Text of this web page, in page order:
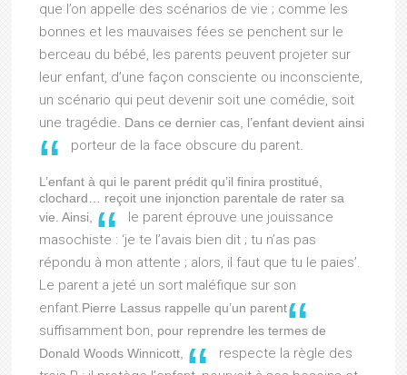
que l’on appelle des scénarios de vie ; comme les
bonnes et les mauvaises fées se penchent sur le
berceau du bébé, les parents peuvent projeter sur
leur enfant, d’une façon consciente ou inconsciente,
un scénario qui peut devenir soit une comédie, soit
une tragédie . Dans ce dernier cas, l’enfant devient ainsi
porteur de la face obscure du parent
L’enfant à qui le parent prédit qu’il finira prostitué,
clochard… reçoit une injonction parentale de rater sa
vie. Ainsi,
le parent éprouve une jouissance
masochiste : ‘je te l’avais bien dit ; tu n’as pas
répondu à mon attente ; alors, il faut que tu le paies’.
Le parent a jeté un sort maléfique sur son
enfant.Pierre Lassus rappelle qu’un parent
suffisamment bon , pour reprendre les termes de
Donald Woods Winnicott,
respecte la règle des